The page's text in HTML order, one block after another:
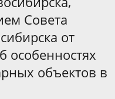
Совета
от
особенностях
объектов в